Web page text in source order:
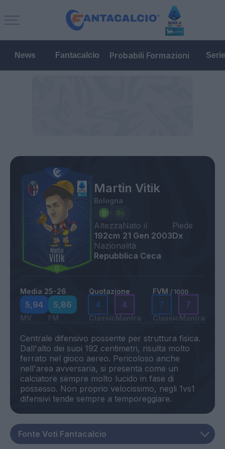
News Fantacalcio Probabili Formazioni
Martin Vitik
Bologna
Altezza
192cm
Nato il
21 Gen 2003
Piede
Dx
Nazionalità
Repubblica Ceca
Media 25-26
5,94
MV
5,86
FM
Quotazione
4
Classic
4
Mantra
FVM / 1000
7
Classic
7
Mantra
Centrale difensivo possente per struttura fisica.
Dall'alto dei suoi 192 centimetri, risulta molto
ferrato nel gioco aereo. Pericoloso anche
nell'area avversaria, si presenta come un
calciatore sempre molto lucido in fase di
possesso. Non proprio velocissimo, negli 1vs1